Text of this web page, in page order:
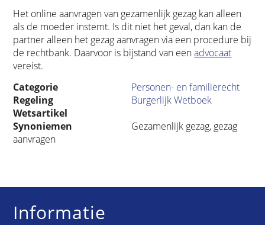
Het online aanvragen van gezamenlijk gezag kan alleen
als de moeder instemt. Is dit niet het geval, dan kan de
partner alleen het gezag aanvragen via een procedure bij
de rechtbank. Daarvoor is bijstand van eenadvocaat
vereist.
Categorie
Personen- en familierecht
Regeling
Burgerlijk Wetboek
Wetsartikel
Synoniemen
Gezamenlijk gezag, gezag
aanvragen
Informatie